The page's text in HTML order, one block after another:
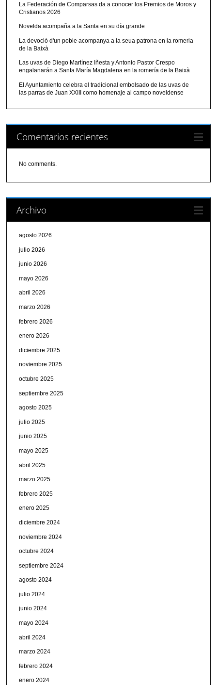
La Federación de Comparsas da a conocer los Premios de Moros y
Cristianos 2026
Novelda acompaña a la Santa en su día grande
La devoció d'un poble acompanya a la seua patrona en la romeria
de la Baixà
Las uvas de Diego Martínez Iñesta y Antonio Pastor Crespo
engalanarán a Santa María Magdalena en la romería de la Baixà
El Ayuntamiento celebra el tradicional embolsado de las uvas de
las parras de Juan XXIII como homenaje al campo noveldense
Comentarios recientes
No comments.
Archivo
agosto 2026
julio 2026
junio 2026
mayo 2026
abril 2026
marzo 2026
febrero 2026
enero 2026
diciembre 2025
noviembre 2025
octubre 2025
septiembre 2025
agosto 2025
julio 2025
junio 2025
mayo 2025
abril 2025
marzo 2025
febrero 2025
enero 2025
diciembre 2024
noviembre 2024
octubre 2024
septiembre 2024
agosto 2024
julio 2024
junio 2024
mayo 2024
abril 2024
marzo 2024
febrero 2024
enero 2024